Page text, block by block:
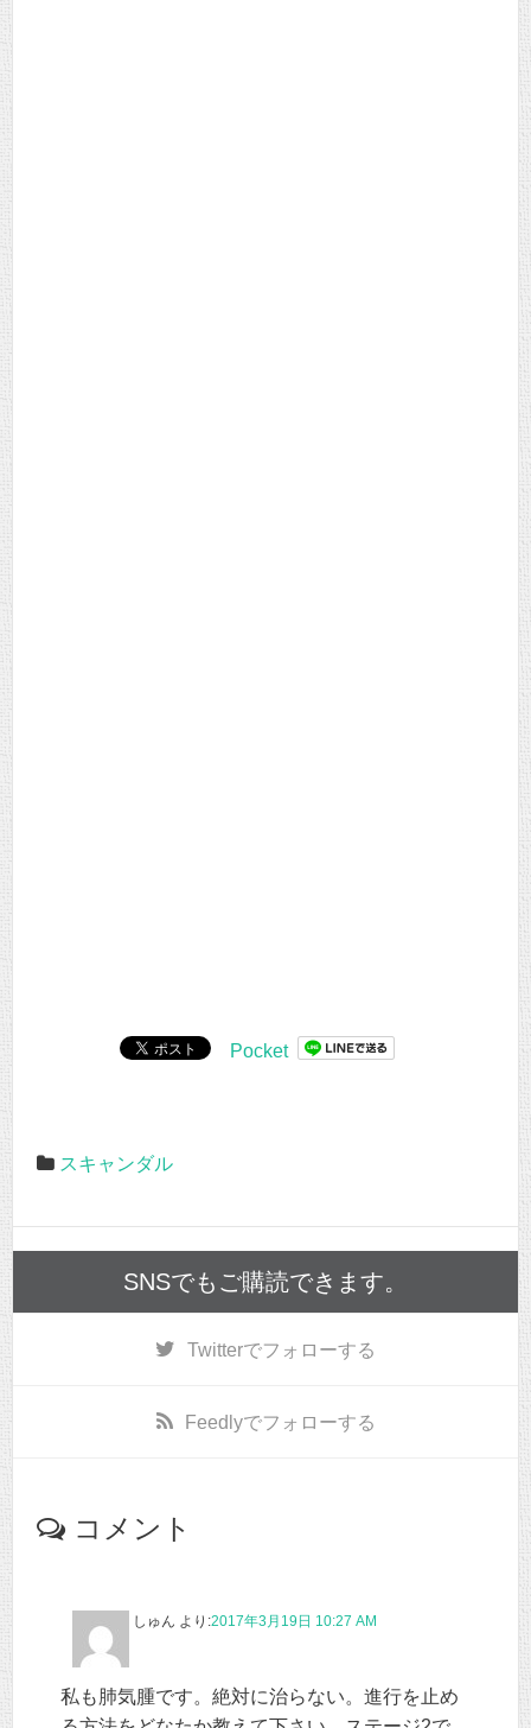
Pocket
スキャンダル
SNSでもご購読できます。
Twitterでフォローする
Feedlyでフォローする
コメント
しゅん より:2017年3月19日 10:27 AM
私も肺気腫です。絶対に治らない。進行を止め